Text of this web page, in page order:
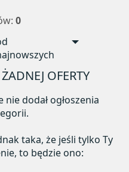
0
OFERTY
dodał ogłoszenia
taka, że jeśli tylko Ty
to będzie ono: